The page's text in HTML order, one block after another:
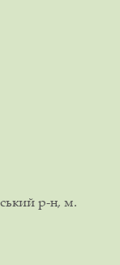
р-н, м.